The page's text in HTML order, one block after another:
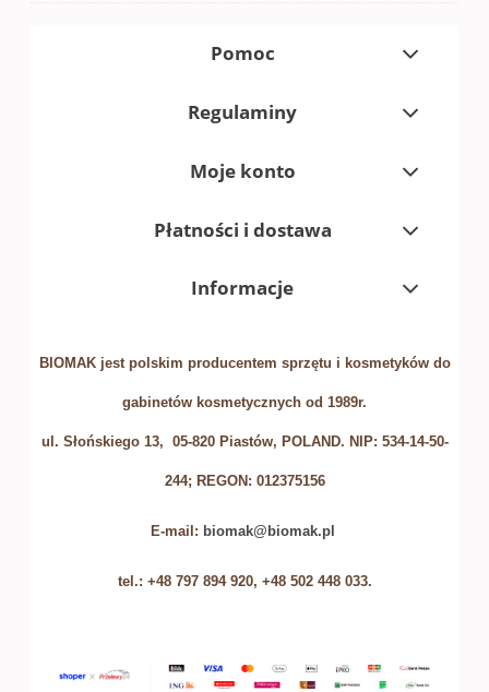
Pomoc
Regulaminy
Moje konto
Płatności i dostawa
Informacje
BIOMAK jest polskim producentem sprzętu i kosmetyków do
gabinetów kosmetycznych od 1989r.
ul. Słońskiego 13, 05-820 Piastów, POLAND. NIP: 534-14-50-
244; REGON: 012375156
E-mail: biomak@biomak.pl
tel.: +48 797 894 920, +48 502 448 033.